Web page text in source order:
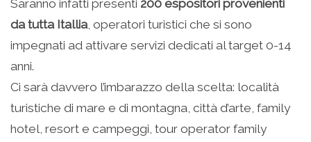
Saranno infatti presenti 200 espositori provenienti
da tutta Itallia, operatori turistici che si sono
impegnati ad attivare servizi dedicati al target 0-14
anni.
Ci sarà davvero l’imbarazzo della scelta: località
turistiche di mare e di montagna, città d’arte, family
hotel, resort e campeggi, tour operator family